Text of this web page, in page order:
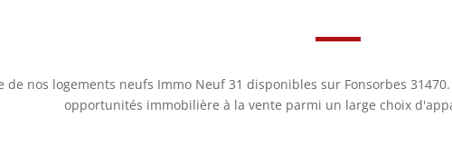
de nos logements neufs Immo Neuf 31 disponibles sur Fonsorbes
opportunités immobilière à la vente parmi un large choix